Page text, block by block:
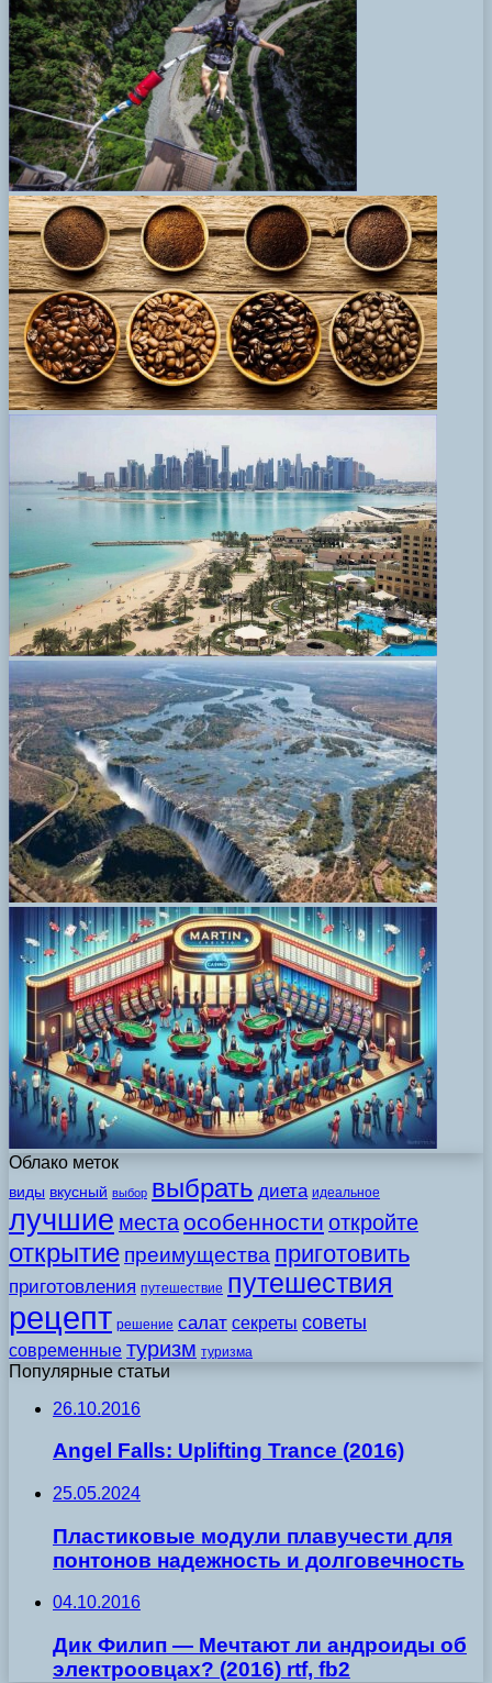
Облако меток
виды вкусный выбор выбрать диета идеальное
лучшие места особенности откройте
открытие преимущества приготовить
приготовления путешествие путешествия
рецепт решение салат секреты советы
современные туризм туризма
Популярные статьи
26.10.2016
Angel Falls: Uplifting Trance (2016)
25.05.2024
Пластиковые модули плавучести для
понтонов надежность и долговечность
04.10.2016
Дик Филип — Мечтают ли андроиды об
электроовцах? (2016) rtf, fb2